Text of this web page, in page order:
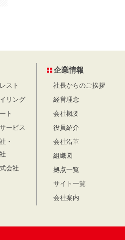
スト
リング
ト
ービス
・
会社
企業情報
社長からのご挨拶
経営理念
会社概要
役員紹介
会社沿革
組織図
拠点一覧
サイト一覧
会社案内